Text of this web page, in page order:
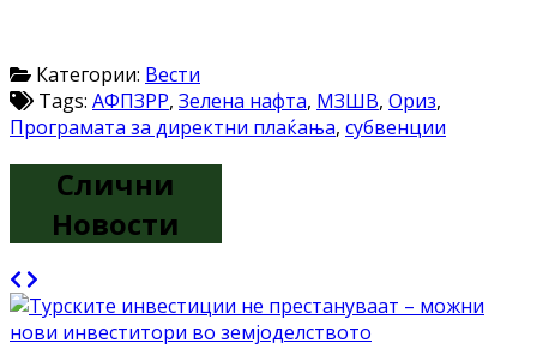
Категории: Вести
Tags: АФПЗРР, Зелена нафта, МЗШВ, Ориз,
Програмата за директни плаќања, субвенции
Слични
Новости